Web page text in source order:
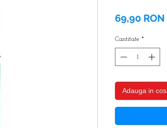
69,90 RON
Cantitate *
Adauga in cos